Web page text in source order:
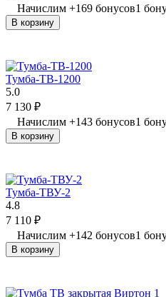
Начислим +169 бонусов1
В корзину
Тумба-ТВ-1200
5.0
7 130 ₽
Начислим +143 бонусов1
В корзину
Тумба-ТВУ-2
4.8
7 110 ₽
Начислим +142 бонусов1
В корзину